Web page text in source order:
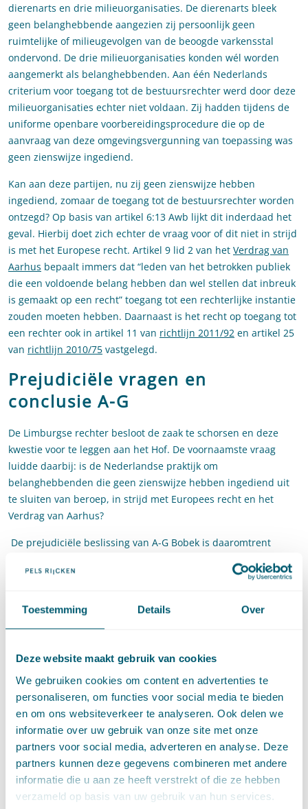
Toestemming Details Over
Deze website maakt gebruik van cookies
We gebruiken cookies om content en advertenties te
personaliseren, om functies voor social media te bieden
en om ons websiteverkeer te analyseren. Ook delen we
informatie over uw gebruik van onze site met onze
partners voor social media, adverteren en analyse. Deze
partners kunnen deze gegevens combineren met andere
informatie die u aan ze heeft verstrekt of die ze hebben
verzameld op basis van uw gebruik van hun services.
dierenarts en drie milieuorganisaties. De dierenarts bleek
geen belanghebbende aangezien zij persoonlijk geen
ruimtelijke of milieugevolgen van de beoogde varkensstal
ondervond. De drie milieuorganisaties konden wél worden
aangemerkt als belanghebbenden. Aan één Nederlands
criterium voor toegang tot de bestuursrechter werd door deze
milieuorganisaties echter niet voldaan. Zij hadden tijdens de
uniforme openbare voorbereidingsprocedure die op de
aanvraag van deze omgevingsvergunning van toepassing was
geen zienswijze ingediend.
Kan aan deze partijen, nu zij geen zienswijze hebben
ingediend, zomaar de toegang tot de bestuursrechter worden
ontzegd? Op basis van artikel 6:13 Awb lijkt dit inderdaad het
geval. Hierbij doet zich echter de vraag voor of dit niet in strijd
is met het Europese recht. Artikel 9 lid 2 van het Verdrag van
Aarhus bepaalt immers dat “leden van het betrokken publiek
die een voldoende belang hebben dan wel stellen dat inbreuk
is gemaakt op een recht” toegang tot een rechterlijke instantie
zouden moeten hebben. Daarnaast is het recht op toegang tot
een rechter ook in artikel 11 van richtlijn 2011/92 en artikel 25
van richtlijn 2010/75 vastgelegd.
Prejudiciële vragen en
conclusie A-G
De Limburgse rechter besloot de zaak te schorsen en deze
kwestie voor te leggen aan het Hof. De voornaamste vraag
luidde daarbij: is de Nederlandse praktijk om
belanghebbenden die geen zienswijze hebben ingediend uit
te sluiten van beroep, in strijd met Europees recht en het
Verdrag van Aarhus?
De prejudiciële beslissing van A-G Bobek is daaromtrent
Awb het vooraf indienen van een zienswijze als voorwaarde
Europees recht en het Verdrag van Aarhus. Zowel artikel 9 lid 2
van het Verdrag, als artikel 11 van richtlijn 2011/92 en artikel
tegen het stellen van voorwaarden in het nationale recht die
het recht op toegang tot de rechter voor belanghebbenden
afhankelijk stellen van eerdere deelname aan procedures.
Volgens de A-G leidt dit criterium ertoe dat de eerste
bestuurlijke fase en de tweede gerechtelijke fase onterecht
ineen worden geschoven door deelname aan de tweede fase
afhankelijk te maken van deelname aan de eerste fase.
Daar komt nog bovenop dat milieuorganisaties die tot ‘het
betrokken publiek’ behoren (belanghebbende zijn) op grond